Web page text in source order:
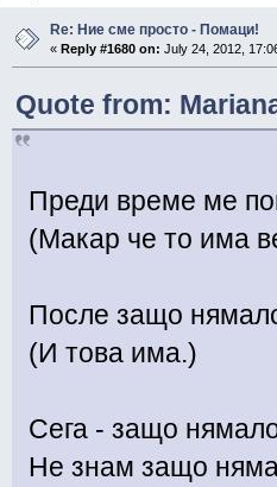
Re: Ние сме просто - Помаци!
« Reply #1680 on: July 24, 2012,
Quote from:
Преди време ме
(Макар че то има
После защо
(И това има.)
Сега - защо
Не знам защо